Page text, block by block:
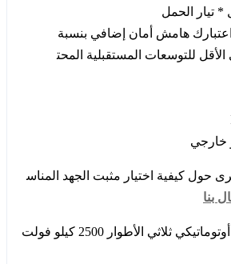
* تيار الحمل
هامش أمان إضافي بنسبة
الأقل للتوسعات المستقبلية المحت
خارجي
حول كيفية اختيار مثبت الجهد المناس
بنا